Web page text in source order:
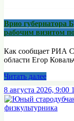
Врио губернатора
рабочим визитом
Как сообщает РИА
области Егор
Читать далее
8 августа 2026, 9:00